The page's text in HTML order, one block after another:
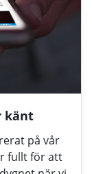
känt
på vår
fullt för att